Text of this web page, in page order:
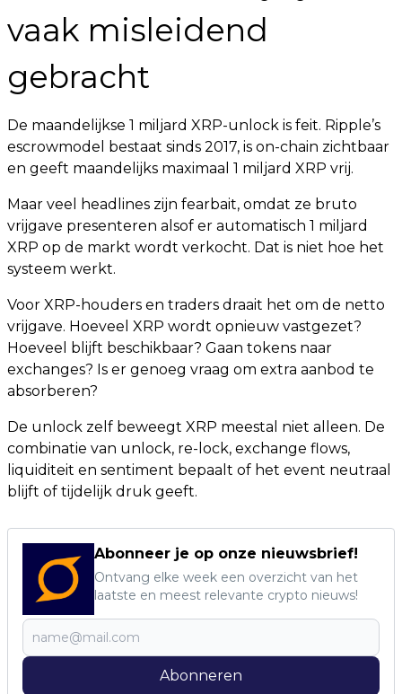
vaak misleidend
gebracht
De maandelijkse 1 miljard XRP-unlock is feit. Ripple’s
escrowmodel bestaat sinds 2017, is on-chain zichtbaar
en geeft maandelijks maximaal 1 miljard XRP vrij.
Maar veel headlines zijn fearbait, omdat ze bruto
vrijgave presenteren alsof er automatisch 1 miljard
XRP op de markt wordt verkocht. Dat is niet hoe het
systeem werkt.
Voor XRP-houders en traders draait het om de netto
vrijgave. Hoeveel XRP wordt opnieuw vastgezet?
Hoeveel blijft beschikbaar? Gaan tokens naar
exchanges? Is er genoeg vraag om extra aanbod te
absorberen?
De unlock zelf beweegt XRP meestal niet alleen. De
combinatie van unlock, re-lock, exchange flows,
liquiditeit en sentiment bepaalt of het event neutraal
blijft of tijdelijk druk geeft.
Abonneer je op onze nieuwsbrief!
Ontvang elke week een overzicht van het
laatste en meest relevante crypto nieuws!
Abonneren